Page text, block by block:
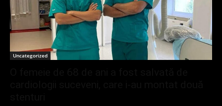
Uncategorized